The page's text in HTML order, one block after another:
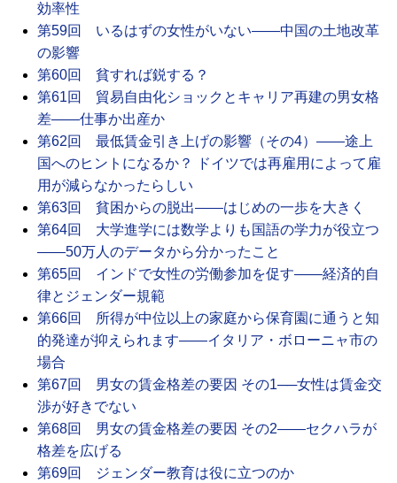
効率性
第59回 いるはずの女性がいない――中国の土地改革
の影響
第60回 貧すれば鋭する？
第61回 貿易自由化ショックとキャリア再建の男女格
差――仕事か出産か
第62回 最低賃金引き上げの影響（その4）――途上
国へのヒントになるか？ ドイツでは再雇用によって雇
用が減らなかったらしい
第63回 貧困からの脱出――はじめの一歩を大きく
第64回 大学進学には数学よりも国語の学力が役立つ
――50万人のデータから分かったこと
第65回 インドで女性の労働参加を促す――経済的自
律とジェンダー規範
第66回 所得が中位以上の家庭から保育園に通うと知
的発達が抑えられます――イタリア・ボローニャ市の
場合
第67回 男女の賃金格差の要因 その1──女性は賃金交
渉が好きでない
第68回 男女の賃金格差の要因 その2――セクハラが
格差を広げる
第69回 ジェンダー教育は役に立つのか